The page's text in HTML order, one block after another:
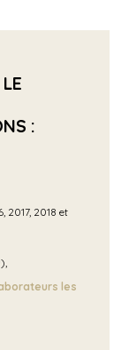
:
2017, 2018 et
les